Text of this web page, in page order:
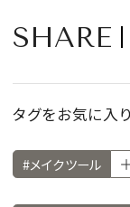
SHARE
タグをお気に入
#メイクツール